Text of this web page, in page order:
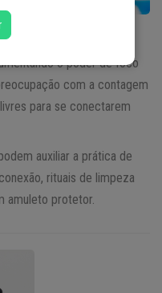
como Japamalas,
o poder de foco
com a contagem
para se conectarem
auxiliar a prática de
rituais de limpeza
amuleto protetor.